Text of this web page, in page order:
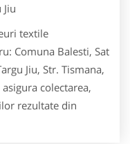
Jiu
textile
Comuna Balesti, Sat
Jiu, Str. Tismana,
colectarea,
rezultate din